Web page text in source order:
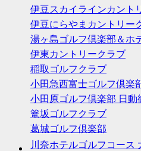
伊豆スカイラインカント
伊豆にらやまカントリー
湯ヶ島ゴルフ倶楽部＆ホ
伊東カントリークラブ
稲取ゴルフクラブ
小田急西富士ゴルフ倶楽
小田原ゴルフ倶楽部 日動
篭坂ゴルフクラブ
葛城ゴルフ倶楽部
川奈ホテルゴルフコース